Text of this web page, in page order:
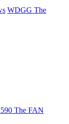
WDGG The
The FAN